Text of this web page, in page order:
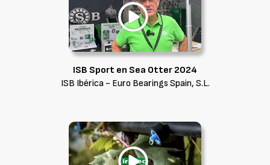
ISB Sport en Sea Otter 2024
ISB Ibérica - Euro Bearings Spain, S.L.